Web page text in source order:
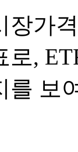
장가
로,
를 보